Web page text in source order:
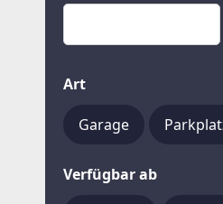
Art
Garage
Verfügbar ab